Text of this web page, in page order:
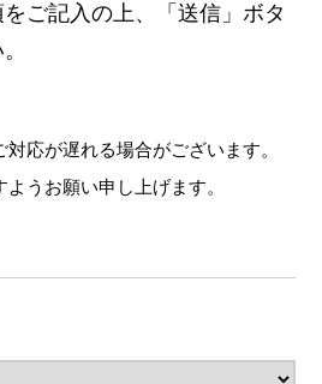
ご記入の上、「送信」ボタ
応が遅れる場合がございます。
うお願い申し上げます。